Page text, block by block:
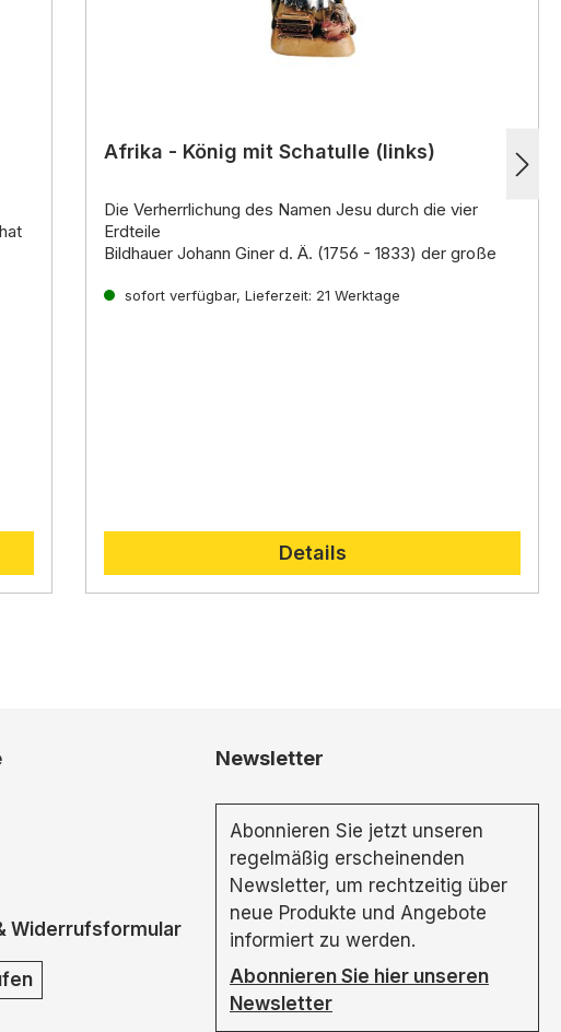
Afrika - König mit Schatulle (links)
Die Verherrlichung des Namen Jesu durch die vier
Erdteile
Bildhauer Johann Giner d. Ä. (1756 - 1833) der große
der älteste
sofort verfügbar, Lieferzeit: 21 Werktage
Details
Widerrufsformular
Newsletter
Abonnieren Sie jetzt unseren
regelmäßig erscheinenden
Newsletter, um rechtzeitig über
neue Produkte und Angebote
informiert zu werden.
Abonnieren Sie hier unseren
Newsletter